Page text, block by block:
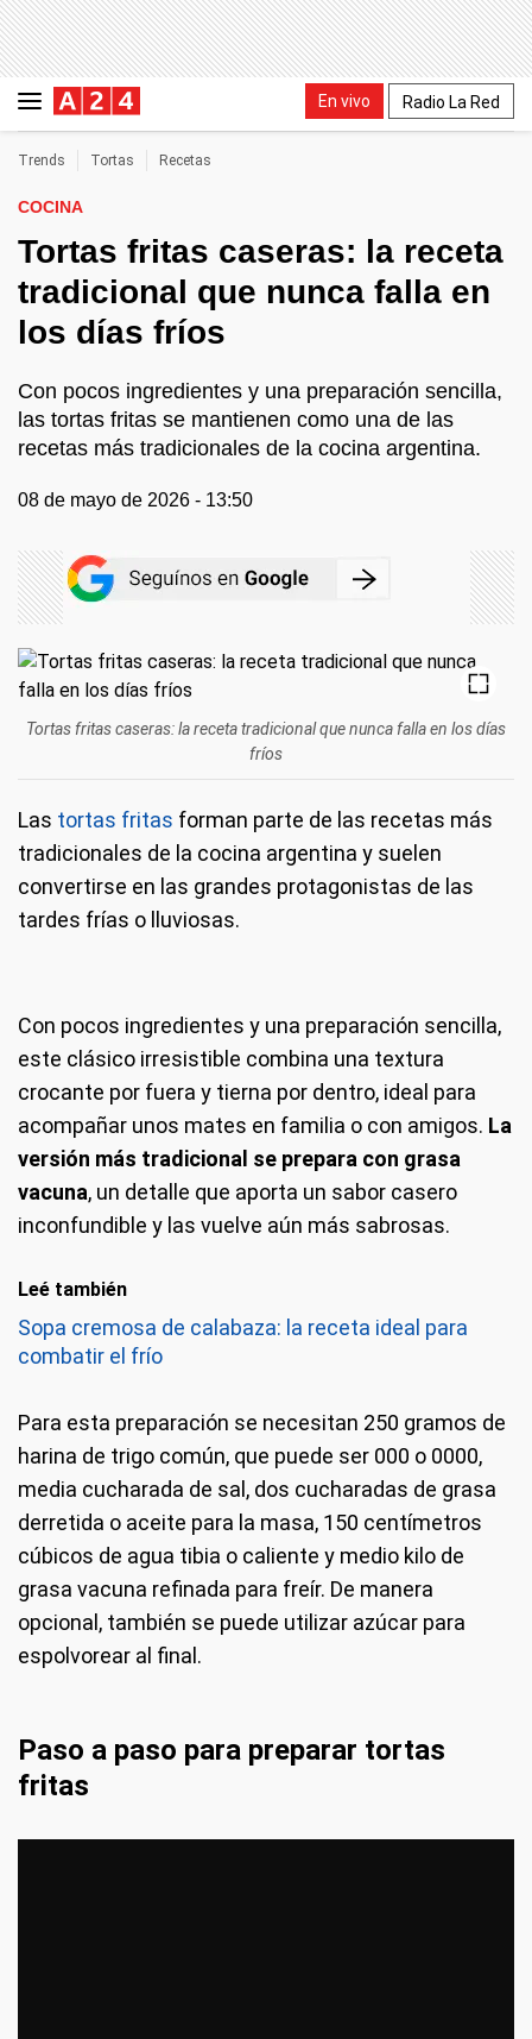
En vivo Radio La Red
Trends Tortas Recetas
COCINA
Tortas fritas caseras: la receta
tradicional que nunca falla en
los días fríos
Con pocos ingredientes y una preparación sencilla,
las tortas fritas se mantienen como una de las
recetas más tradicionales de la cocina argentina.
08 de mayo de 2026 - 13:50
Tortas fritas caseras: la receta tradicional que nunca falla en los días
fríos
Las tortas fritas forman parte de las recetas más
tradicionales de la cocina argentina y suelen
convertirse en las grandes protagonistas de las
tardes frías o lluviosas.
Con pocos ingredientes y una preparación sencilla,
este clásico irresistible combina una textura
crocante por fuera y tierna por dentro, ideal para
acompañar unos mates en familia o con amigos. La
versión más tradicional se prepara con grasa
vacuna, un detalle que aporta un sabor casero
inconfundible y las vuelve aún más sabrosas.
Leé también
Sopa cremosa de calabaza: la receta ideal para
combatir el frío
Para esta preparación se necesitan 250 gramos de
harina de trigo común, que puede ser 000 o 0000,
media cucharada de sal, dos cucharadas de grasa
derretida o aceite para la masa, 150 centímetros
cúbicos de agua tibia o caliente y medio kilo de
grasa vacuna refinada para freír. De manera
opcional, también se puede utilizar azúcar para
espolvorear al final.
Paso a paso para preparar tortas
fritas